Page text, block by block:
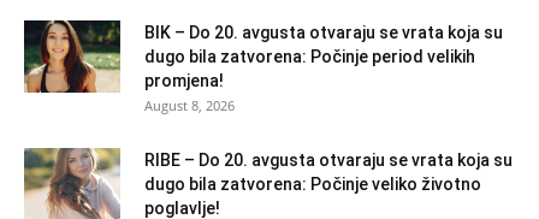
BIK – Do 20. avgusta otvaraju se vrata koja su
dugo bila zatvorena: Počinje period velikih
promjena!
August 8, 2026
RIBE – Do 20. avgusta otvaraju se vrata koja su
dugo bila zatvorena: Počinje veliko životno
poglavlje!